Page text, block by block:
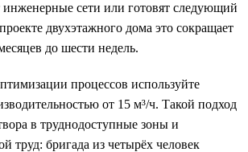
сети или готовят следующий
двухэтажного дома это сокращает
до шести недель.
процессов используйте
от 15 м³/ч. Такой подход
в труднодоступные зоны и
труд: бригада из четырёх человек